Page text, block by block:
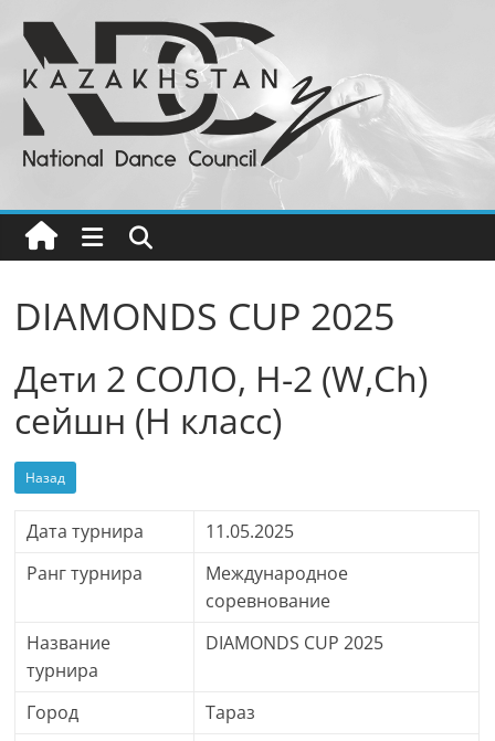
содержимому
Национальный
Совет
Танца
РК
танцы
в
Казахстане
DIAMONDS CUP 2025
Дети 2 СОЛО, H-2 (W,Ch)
сейшн (H класс)
Назад
Дата турнира
11.05.2025
Ранг турнира
Международное
соревнование
Название
турнира
DIAMONDS CUP 2025
Город
Тараз